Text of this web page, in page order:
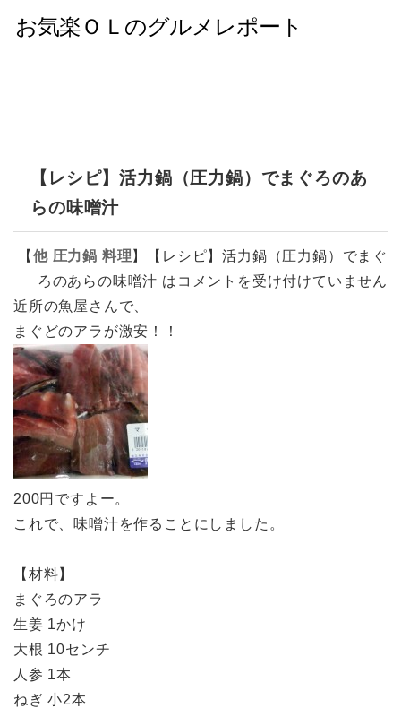
【レシピ】活力鍋（圧力鍋）でまぐろのあ
らの味噌汁
【 他 圧力鍋 料理 】
【レシピ】活力鍋（圧力鍋）でまぐ
ろのあらの味噌汁 は コメントを受け付けていません
近所の魚屋さんで、
まぐどのアラが激安！！
200円ですよー。
これで、味噌汁を作ることにしました。
【材料】
まぐろのアラ
生姜 1かけ
大根 10センチ
人参 1本
ねぎ 小2本